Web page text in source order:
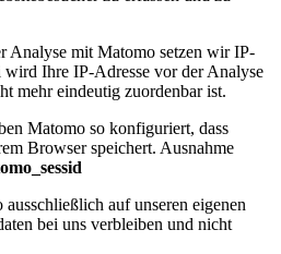
Analyse mit Matomo setzen wir IP-
Ihre IP-Adresse vor der Analyse
mehr eindeutig zuordenbar ist.
Matomo so konfiguriert, dass
Browser speichert. Ausnahme
auf unseren eigenen
bei uns verbleiben und nicht